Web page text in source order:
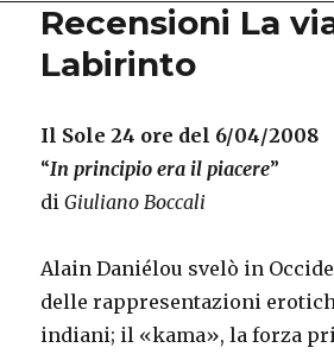
Recensioni La
Labirinto
Il Sole 24 ore del 6/04/2008
“In principio era il piacere”
diGiuliano Boccali
Alain Daniélou svelò in
delle rappresentazioni
indiani; il «kama», la forza